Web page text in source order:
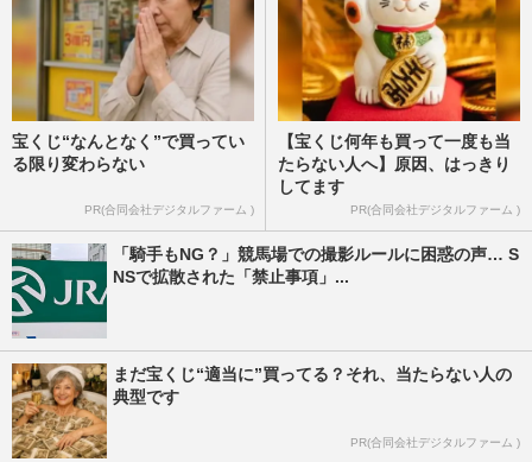
宝くじ“なんとなく”で買ってい
る限り変わらない
PR(合同会社デジタルファーム )
【宝くじ何年も買って一度も当
たらない人へ】原因、はっきり
してます
PR(合同会社デジタルファーム )
「騎手もNG？」競馬場での撮影ルールに困惑の声… S
NSで拡散された「禁止事項」...
まだ宝くじ“適当に”買ってる？それ、当たらない人の
典型です
PR(合同会社デジタルファーム )